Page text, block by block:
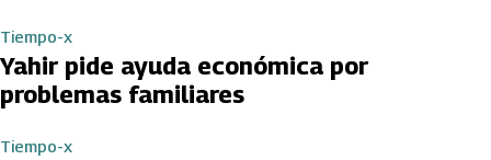
Tiempo-x
Yahir pide ayuda económica por
problemas familiares
Tiempo-x